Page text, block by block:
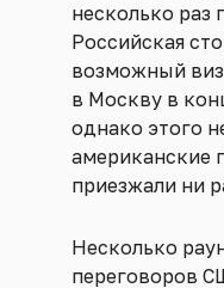
несколько раз
Российская
возможный
в Москву в
однако этого
американские
приезжали ни
Несколько
переговоров